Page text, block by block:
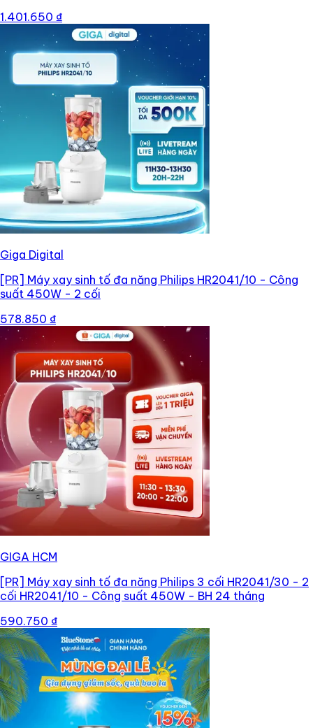
1.401.650 ₫
Giga Digital
[PR] Máy xay sinh tố đa năng Philips HR2041/10 - Công
suất 450W - 2 cối
578.850 ₫
GIGA HCM
[PR] Máy xay sinh tố đa năng Philips 3 cối HR2041/30 - 2
cối HR2041/10 - Công suất 450W - BH 24 tháng
590.750 ₫